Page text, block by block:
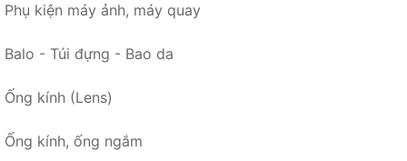
Phụ kiện máy ảnh, máy quay
Balo - Túi đựng - Bao da
Ống kính (Lens)
Ống kính, ống ngắm